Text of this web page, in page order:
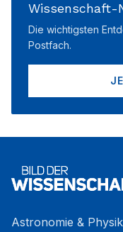
Wissenschaft-
Die wichtigsten
Postfach.
Astronomie & Physik